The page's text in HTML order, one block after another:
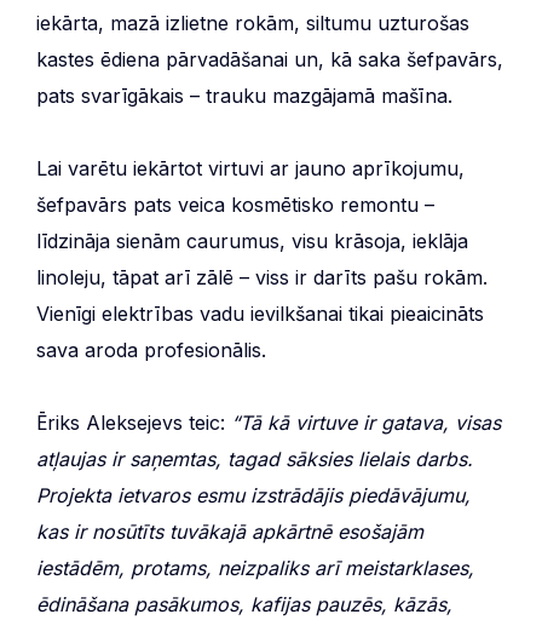
iekārta, mazā izlietne rokām, siltumu uzturošas
kastes ēdiena pārvadāšanai un, kā saka šefpavārs,
pats svarīgākais – trauku mazgājamā mašīna.
Lai varētu iekārtot virtuvi ar jauno aprīkojumu,
šefpavārs pats veica kosmētisko remontu –
līdzināja sienām caurumus, visu krāsoja, ieklāja
linoleju, tāpat arī zālē – viss ir darīts pašu rokām.
Vienīgi elektrības vadu ievilkšanai tikai pieaicināts
sava aroda profesionālis.
Ēriks Aleksejevs teic: “Tā kā virtuve ir gatava, visas
atļaujas ir saņemtas, tagad sāksies lielais darbs.
Projekta ietvaros esmu izstrādājis piedāvājumu,
kas ir nosūtīts tuvākajā apkārtnē esošajām
iestādēm, protams, neizpaliks arī meistarklases,
ēdināšana pasākumos, kafijas pauzēs, kāzās,